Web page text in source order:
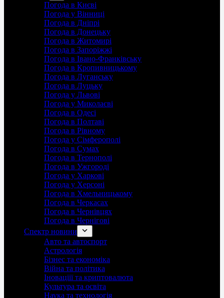
Погода в Києві
Погода у Вінниці
Погода в Дніпрі
Погода в Донецьку
Погода в Житомирі
Погода в Запоріжжі
Погода в Івано-Франківську
Погода в Кропивницькому
Погода в Луганську
Погода в Луцьку
Погода у Львові
Погода у Миколаєві
Погода в Одесі
Погода в Полтаві
Погода в Рівному
Погода у Сімферополі
Погода в Сумах
Погода в Тернополі
Погода в Ужгороді
Погода у Харкові
Погода у Херсоні
Погода в Хмельницькому
Погода в Черкасах
Погода в Чернівцях
Погода в Чернігові
Спектр новини
Авто та автоспорт
Астрологія
Бізнес та економіка
Війна та політика
Іноваціії та криптовалюта
Культура та освіта
Наука та технологія